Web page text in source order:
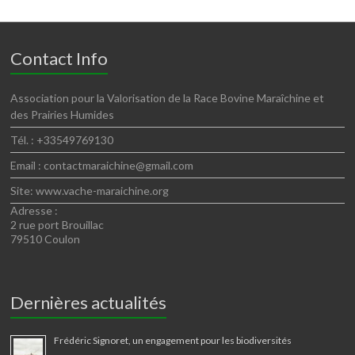
Contact Info
Association pour la Valorisation de la Race Bovine Maraîchine et
des Prairies Humides
Tél. : +33549769130
Email : contactmaraichine@gmail.com
Site: www.vache-maraichine.org
Adresse :
2 rue port Brouillac
79510 Coulon
Dernières actualités
Frédéric Signoret, un engagement pour les biodiversités